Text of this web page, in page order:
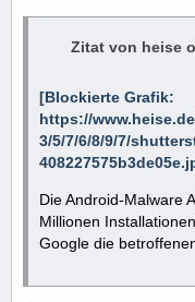
Zitat von heise
[Blockierte Grafik:
https://
3/5/7/6/8/9/7/
Die Android-Malware
Millionen
Google die